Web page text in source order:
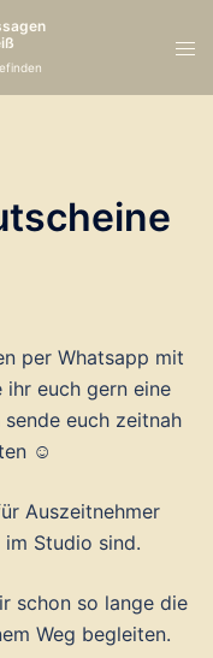
per Whatsapp mit
euch gern eine
euch zeitnah
☺
Auszeitnehmer
Studio sind.
schon so lange die
Weg begleiten.